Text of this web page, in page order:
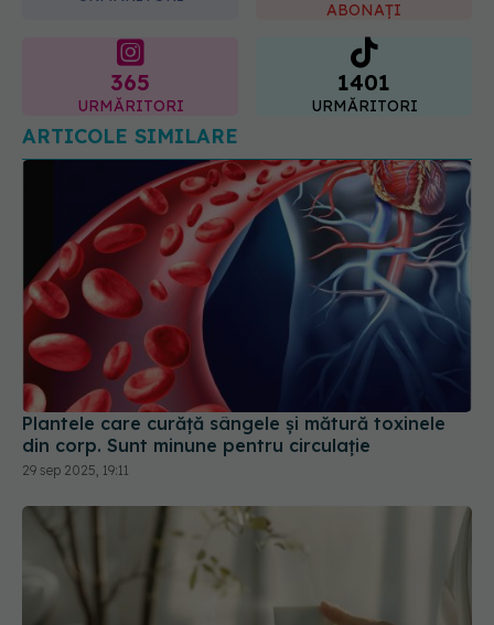
365
URMĂRITORI
1401
URMĂRITORI
ARTICOLE SIMILARE
Plantele care curăță sângele și mătură toxinele
din corp. Sunt minune pentru circulație
29 sep 2025, 19:11